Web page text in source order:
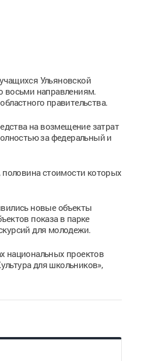
Ульяновской
восьми направлениям.
правительства.
на возмещение затрат
за федеральный и
половина стоимости которых
новые объекты
показа в парке
для молодежи.
национальных проектов
для школьников»,